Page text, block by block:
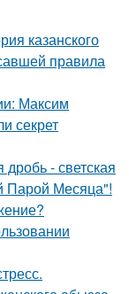
казанского
правила
Максим
секрет
- светская
Парой Месяца"!